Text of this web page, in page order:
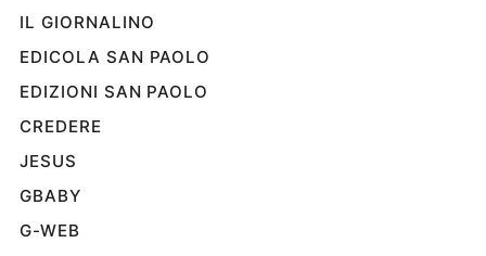
settimana
Migranti
Diversità
inclusione
Costume
e
IL GIORNALINO
EDICOLA SAN PAOLO
EDIZIONI SAN PAOLO
CREDERE
JESUS
GBABY
G-WEB